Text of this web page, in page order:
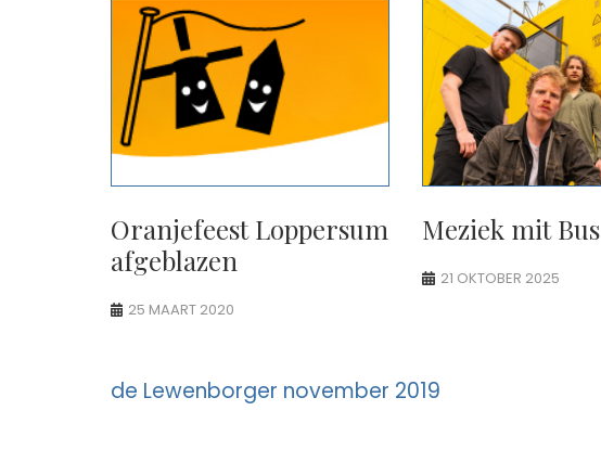
Oranjefeest Loppersum
afgeblazen
25 MAART 2020
Meziek mit Bus
21 OKTOBER 2025
Berichtnavigatie
de Lewenborger november 2019